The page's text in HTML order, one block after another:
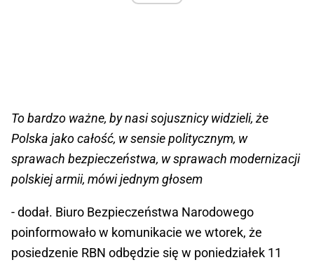
To bardzo ważne, by nasi sojusznicy widzieli, że
Polska jako całość, w sensie politycznym, w
sprawach bezpieczeństwa, w sprawach modernizacji
polskiej armii, mówi jednym głosem
- dodał. Biuro Bezpieczeństwa Narodowego
poinformowało w komunikacie we wtorek, że
posiedzenie RBN odbędzie się w poniedziałek 11